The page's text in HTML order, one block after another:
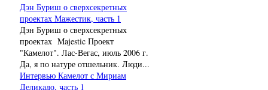
Дэн Буриш о сверхсекретных
проектах Мажестик, часть 1
Дэн Буриш о сверхсекретных
проектах Majestic Проект
"Камелот". Лас-Вегас, июль 2006 г.
Да, я по натуре отшельник. Люди...
Интервью Камелот с Мириам
Деликадо, часть 1